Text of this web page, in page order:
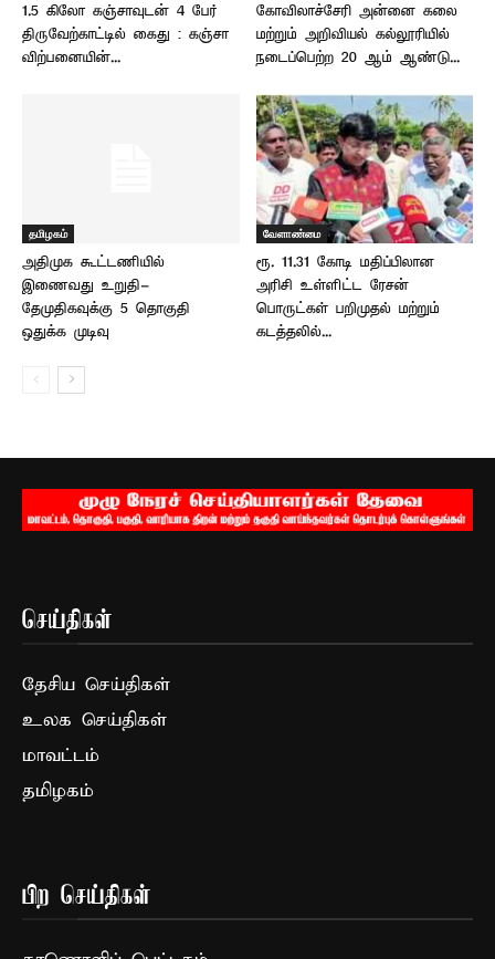
1.5 கிலோ கஞ்சாவுடன் 4 பேர்
திருவேற்காட்டில் கைது : கஞ்சா
விற்பனையின்...
கோவிலாச்சேரி அன்னை கலை
மற்றும் அறிவியல் கல்லூரியில்
நடைப்பெற்ற 20 ஆம் ஆண்டு...
தமிழகம்
அதிமுக கூட்டணியில்
இணைவது உறுதி-
தேமுதிகவுக்கு 5 தொகுதி
ஒதுக்க முடிவு
வேளாண்மை
ரூ. 11.31 கோடி மதிப்பிலான
அரிசி உள்ளிட்ட ரேசன்
பொருட்கள் பறிமுதல் மற்றும்
கடத்தலில்...
செய்திகள்
தேசிய செய்திகள்
உலக செய்திகள்
மாவட்டம்
தமிழகம்
பிற செய்திகள்